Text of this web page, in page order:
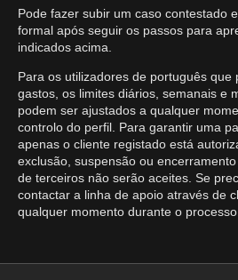
Pode fazer subir um caso contestado
formal após seguir os passos para
indicados acima.
Para os utilizadores de português que
gastos, os limites diários, semanais e
podem ser ajustados a qualquer
controlo do perfil. Para garantir uma
apenas o cliente registado está
exclusão, suspensão ou
de terceiros não serão aceites. Se
contactar a linha de apoio através de
qualquer momento durante o